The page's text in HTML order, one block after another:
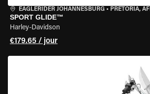
EAGLERIDER JOHANNESBURG • PRETORIA,
SPORT GLIDE™
Harley-Davidson
€179.65 / jour